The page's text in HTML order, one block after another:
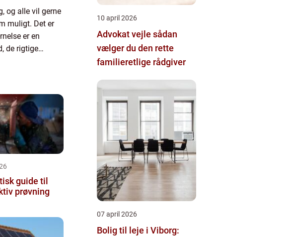
og alle vil gerne
muligt. Det er
er en
de rigtige
prøvning
10 april 2026
Advokat vejle sådan
vælger du den rette
familieretlige rådgiver
07 april 2026
Bolig til leje i Viborg: